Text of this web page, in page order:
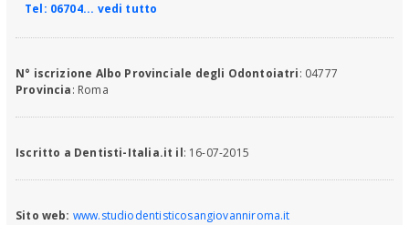
Tel: 06704... vedi tutto
N° iscrizione Albo Provinciale degli Odontoiatri: 04777
Provincia: Roma
Iscritto a Dentisti-Italia.it il: 16-07-2015
Sito web: www.studiodentisticosangiovanniroma.it